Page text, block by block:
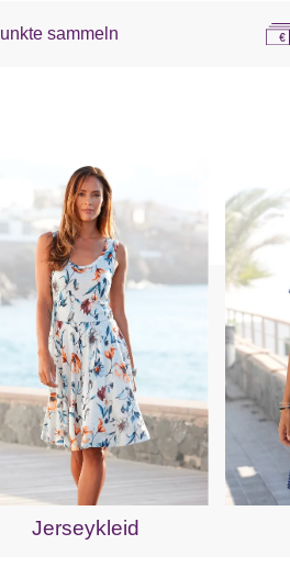
sammeln
Jerseykleid